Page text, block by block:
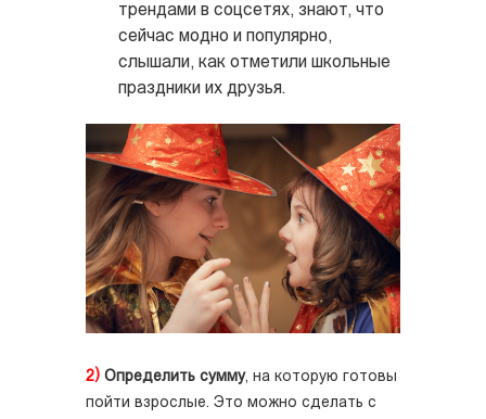
трендами в соцсетях, знают, что
сейчас модно и популярно,
слышали, как отметили школьные
праздники их друзья.
2) Определить сумму, на которую готовы
пойти взрослые. Это можно сделать с